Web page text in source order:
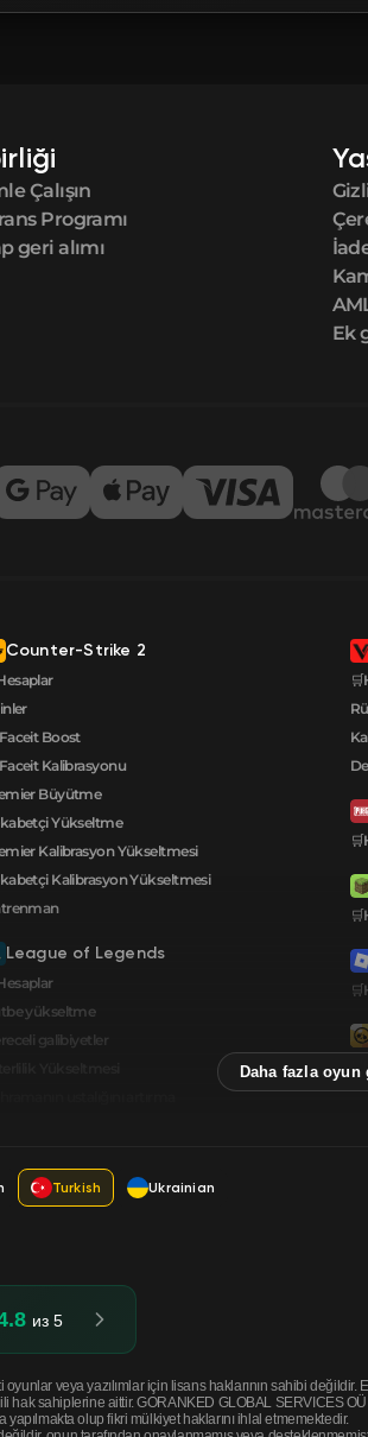
Çalışın
Programı
geri alımı
Ek
Counter-Strike 2
Boost
Kalibrasyonu
Büyütme
Yükseltme
Kalibrasyon Yükseltmesi
Kalibrasyon Yükseltmesi
League of Legends
yükseltme
galibiyetler
Turkish Ukrainian
из 5
veya yazılımlar için lisans haklarının sahibi
hak sahiplerine aittir. GORANKED GLOBAL SERVICES
yapılmakta olup fikri mülkiyet haklarını ihlal etmemektedir.